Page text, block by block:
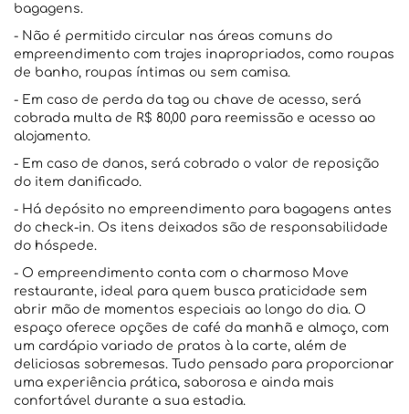
bagagens.
- Não é permitido circular nas áreas comuns do
empreendimento com trajes inapropriados, como roupas
de banho, roupas íntimas ou sem camisa.
- Em caso de perda da tag ou chave de acesso, será
cobrada multa de R$ 80,00 para reemissão e acesso ao
alojamento.
- Em caso de danos, será cobrado o valor de reposição
do item danificado.
- Há depósito no empreendimento para bagagens antes
do check-in. Os itens deixados são de responsabilidade
do hóspede.
- O empreendimento conta com o charmoso Move
restaurante, ideal para quem busca praticidade sem
abrir mão de momentos especiais ao longo do dia. O
espaço oferece opções de café da manhã e almoço, com
um cardápio variado de pratos à la carte, além de
deliciosas sobremesas. Tudo pensado para proporcionar
uma experiência prática, saborosa e ainda mais
confortável durante a sua estadia.